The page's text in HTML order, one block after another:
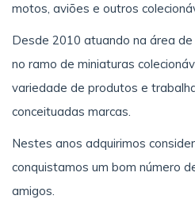
motos, aviões e outros
Desde 2010 atuando na área
no ramo de miniaturas
variedade de produtos e
conceituadas marcas.
Nestes anos adquirimos
conquistamos um bom número
amigos.